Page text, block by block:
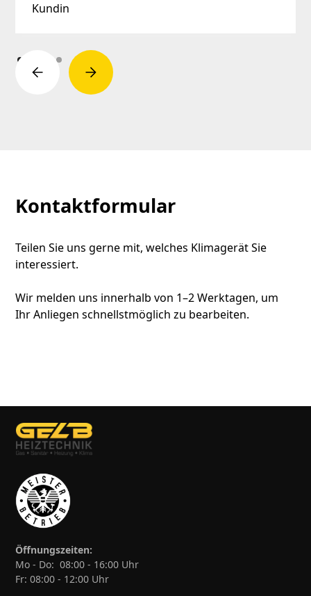
Kundin
Kontaktformular
Teilen Sie uns gerne mit, welches Klimagerät Sie
interessiert.
Wir melden uns innerhalb von 1–2 Werktagen, um
Ihr Anliegen schnellstmöglich zu bearbeiten.
Öffnungszeiten:
Mo - Do: 08:00 - 16:00 Uhr
Fr: 08:00 - 12:00 Uhr